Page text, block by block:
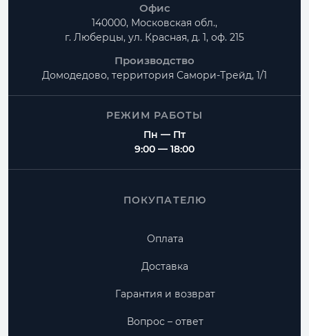
Офис
140000, Московская обл.,
г. Люберцы, ул. Красная, д. 1, оф. 215
Производство
Домодедово, территория Самори-Трейд, 1/1
РЕЖИМ РАБОТЫ
Пн — Пт
9:00 — 18:00
ПОКУПАТЕЛЮ
Оплата
Доставка
Гарантия и возврат
Вопрос – ответ